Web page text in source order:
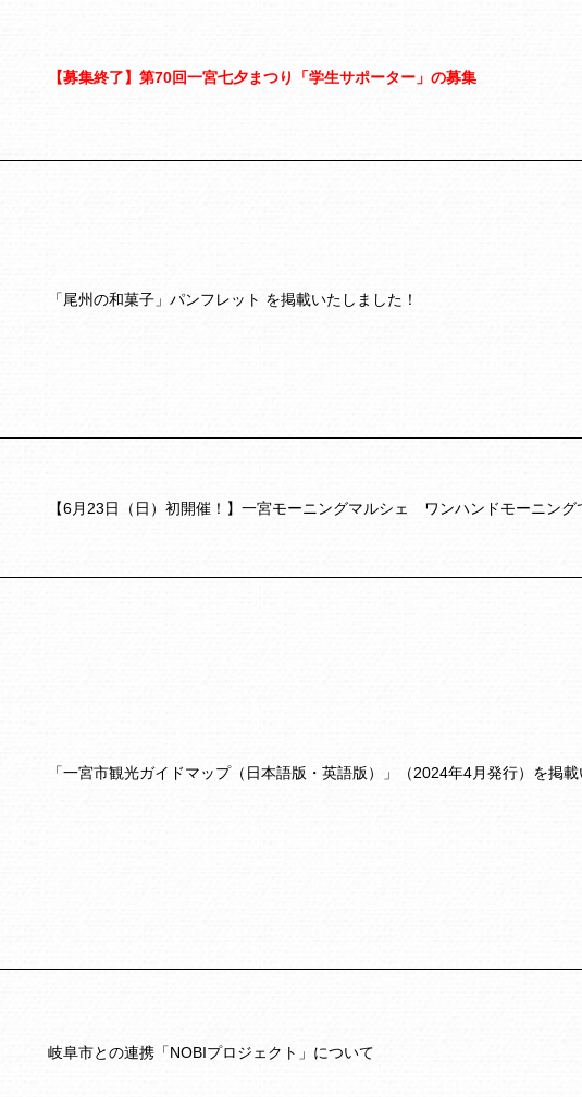
【募集終了】第70回一宮七夕まつり「学生サポーター」の募集
「尾州の和菓子」パンフレット を掲載いたしました！
【6月23日（日）初開催！】一宮モーニングマルシェ ワンハンドモーニング
「一宮市観光ガイドマップ（日本語版・英語版）」（2024年4月発行）を掲載
岐阜市との連携「NOBIプロジェクト」について